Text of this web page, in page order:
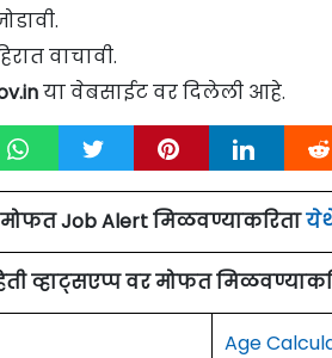
वाचावी.
या वेबसाईट वर दिलेली आहे.
Job Alert मिळवण्याकरिता
व्हाट्सएप्प वर मोफत
Age